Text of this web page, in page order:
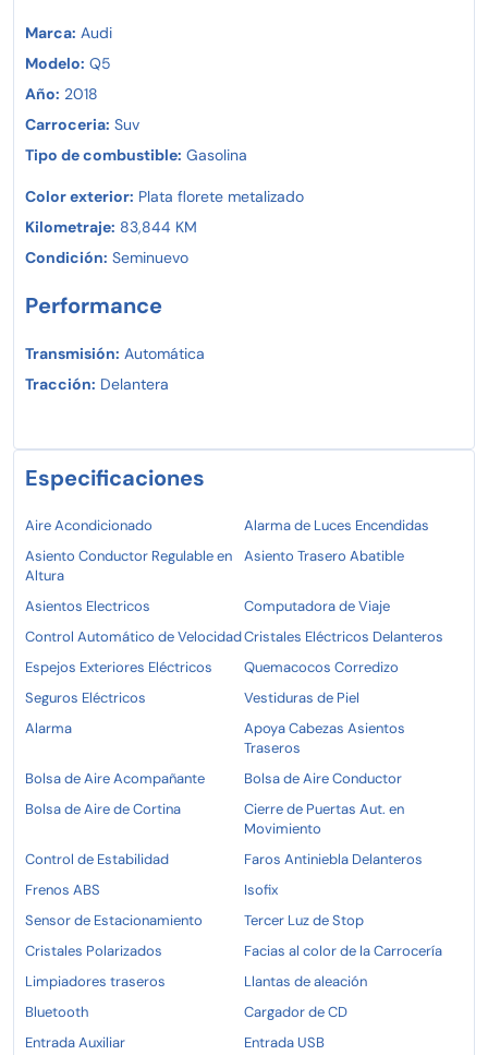
Pregunta por GARANTI GOCAR desde 1 ó 3 años
Ven a tu prueba de manejo en Honda Santa Fe.
Marca: Audi
Modelo: Q5
Año: 2018
Carroceria: Suv
Tipo de combustible: Gasolina
Color exterior: Plata florete metalizado
Kilometraje: 83,844 KM
Condición: Seminuevo
Performance
Transmisión: Automática
Tracción: Delantera
Especificaciones
Aire Acondicionado
Alarma de Luces Encendidas
Asiento Conductor Regulable en
Altura
Asiento Trasero Abatible
Asientos Electricos
Computadora de Viaje
Control Automático de VelocidadCristales Eléctricos Delanteros
Espejos Exteriores Eléctricos
Quemacocos Corredizo
Seguros Eléctricos
Vestiduras de Piel
Alarma
Apoya Cabezas Asientos
Traseros
Bolsa de Aire Acompañante
Bolsa de Aire Conductor
Bolsa de Aire de Cortina
Cierre de Puertas Aut. en
Movimiento
Control de Estabilidad
Faros Antiniebla Delanteros
Frenos ABS
Isofix
Sensor de Estacionamiento
Tercer Luz de Stop
Cristales Polarizados
Facias al color de la Carrocería
Limpiadores traseros
Llantas de aleación
Bluetooth
Cargador de CD
Entrada Auxiliar
Entrada USB